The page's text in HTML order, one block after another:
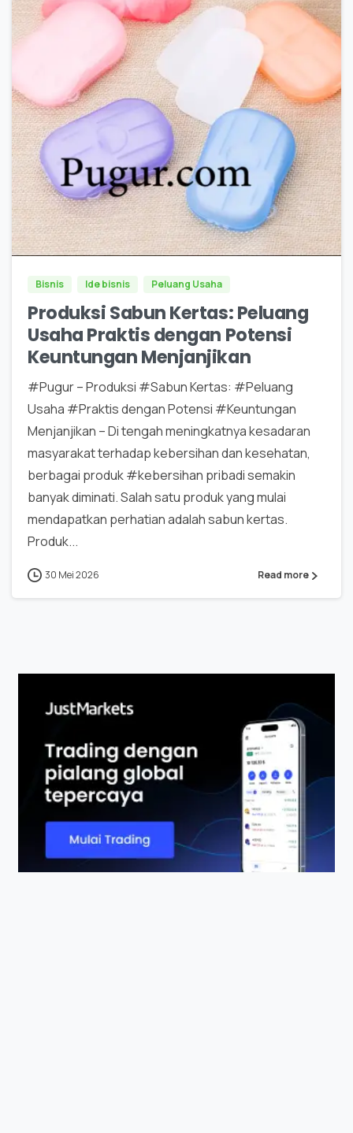
0 0
Bisnis Ide bisnis Peluang Usaha
Produksi Sabun Kertas: Peluang
Usaha Praktis dengan Potensi
Keuntungan Menjanjikan
#Pugur – Produksi #Sabun Kertas: #Peluang
Usaha #Praktis dengan Potensi #Keuntungan
Menjanjikan – Di tengah meningkatnya kesadaran
masyarakat terhadap kebersihan dan kesehatan,
berbagai produk #kebersihan pribadi semakin
banyak diminati. Salah satu produk yang mulai
mendapatkan perhatian adalah sabun kertas.
Produk...
30 Mei 2026 Read more